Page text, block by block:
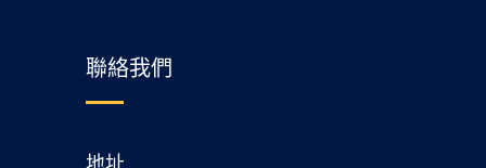
聯絡我們
地址